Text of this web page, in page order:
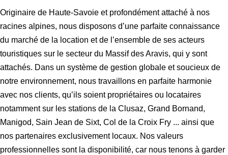
Originaire de Haute-Savoie et profondément attaché à nos
racines alpines, nous disposons d’une parfaite connaissance
du marché de la location et de l’ensemble de ses acteurs
touristiques sur le secteur du Massif des Aravis, qui y sont
attachés. Dans un système de gestion globale et soucieux de
notre environnement, nous travaillons en parfaite harmonie
avec nos clients, qu’ils soient propriétaires ou locataires
notamment sur les stations de la Clusaz, Grand Bornand,
Manigod, Sain Jean de Sixt, Col de la Croix Fry ... ainsi que
nos partenaires exclusivement locaux. Nos valeurs
professionnelles sont la disponibilité, car nous tenons à garder